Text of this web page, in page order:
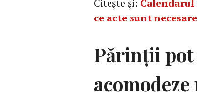
Citește și:
ce acte sunt necesare
Părinții pot